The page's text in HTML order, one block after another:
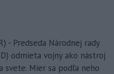
- Predseda Národnej rady
odmieta vojny ako nástroj
svete. Mier sa podľa neho